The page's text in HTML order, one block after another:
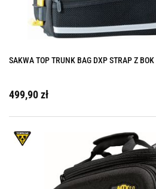
SAKWA TOP TRUNK BAG DXP STRAP Z BOK
499,90 zł